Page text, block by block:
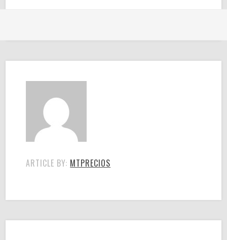
ARTICLE BY: MTPRECIOS